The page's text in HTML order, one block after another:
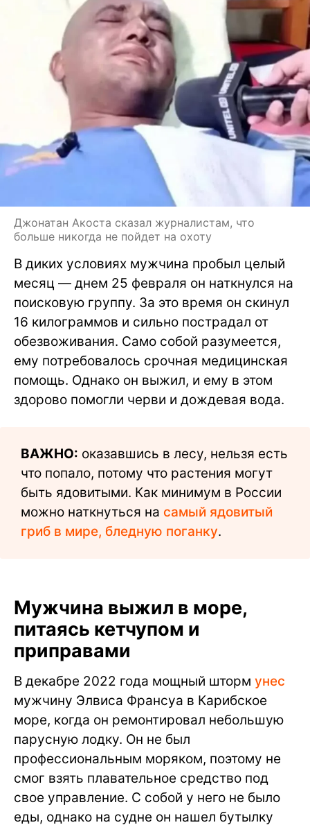
Джонатан Акоста сказал журналистам, что
больше никогда не пойдет на охоту
В диких условиях мужчина пробыл целый
месяц — днем 25 февраля он наткнулся на
поисковую группу. За это время он скинул
16 килограммов и сильно пострадал от
обезвоживания. Само собой разумеется,
ему потребовалось срочная медицинская
помощь. Однако он выжил, и ему в этом
здорово помогли черви и дождевая вода.
ВАЖНО: оказавшись в лесу, нельзя есть
что попало, потому что растения могут
быть ядовитыми. Как минимум в России
можно наткнуться на самый ядовитый
гриб в мире, бледную поганку.
Мужчина выжил в море,
питаясь кетчупом и
приправами
В декабре 2022 года мощный шторм унес
мужчину Элвиса Франсуа в Карибское
море, когда он ремонтировал небольшую
парусную лодку. Он не был
профессиональным моряком, поэтому не
смог взять плавательное средство под
свое управление. С собой у него не было
еды, однако на судне он нашел бутылку